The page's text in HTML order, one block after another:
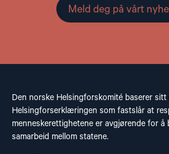
Meld deg på vårt
Den norske Helsingforskomité baserer sitt
Helsingforserklæringen som fastslår at
menneskerettighetene er avgjørende for å
samarbeid mellom statene.